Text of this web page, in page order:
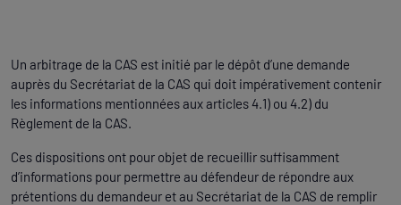
Un arbitrage de la CAS est initié par le dépôt d’une demande
auprès du Secrétariat de la CAS qui doit impérativement contenir
les informations mentionnées aux articles 4.1) ou 4.2) du
Règlement de la CAS.
Ces dispositions ont pour objet de recueillir suffisamment
d’informations pour permettre au défendeur de répondre aux
prétentions du demandeur et au Secrétariat de la CAS de remplir